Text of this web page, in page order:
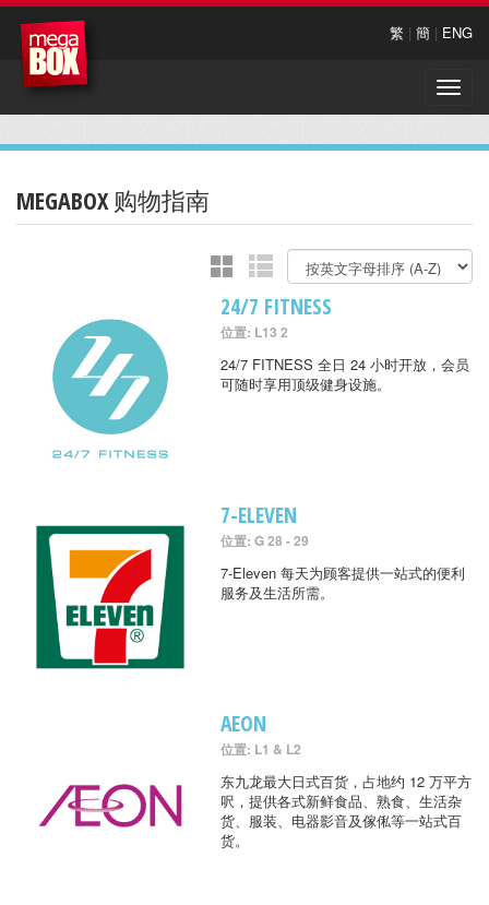
繁 | 簡 | ENG
Toggle
MEGABOX 购物指南
24/7 FITNESS
位置: L13 2
24/7 FITNESS 全日 24 小时开放，会员
可随时享用顶级健身设施。
7-ELEVEN
位置: G 28 - 29
7-Eleven 每天为顾客提供一站式的便利
服务及生活所需。
AEON
位置: L1 & L2
东九龙最大日式百货，占地约 12 万平方
呎，提供各式新鲜食品、熟食、生活杂
货、服装、电器影音及傢俬等一站式百
货。